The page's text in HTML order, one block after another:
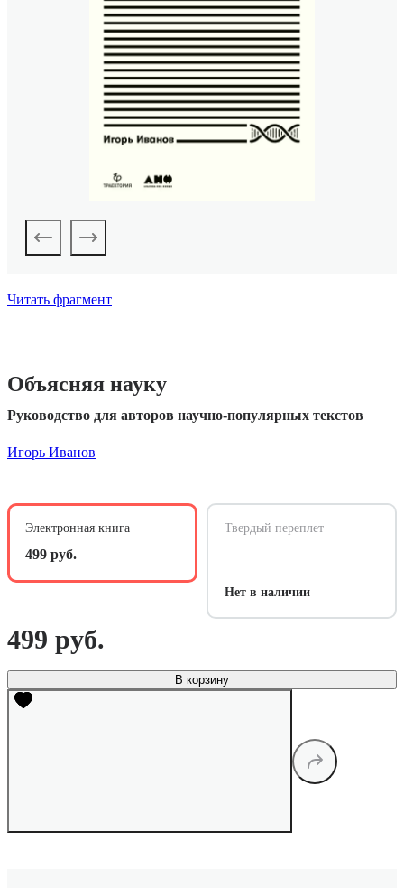
Читать фрагмент
Объясняя науку
Руководство для авторов научно-популярных текстов
Игорь Иванов
Электронная книга
499 руб.
Твердый переплет
Нет в наличии
499 руб.
В корзину